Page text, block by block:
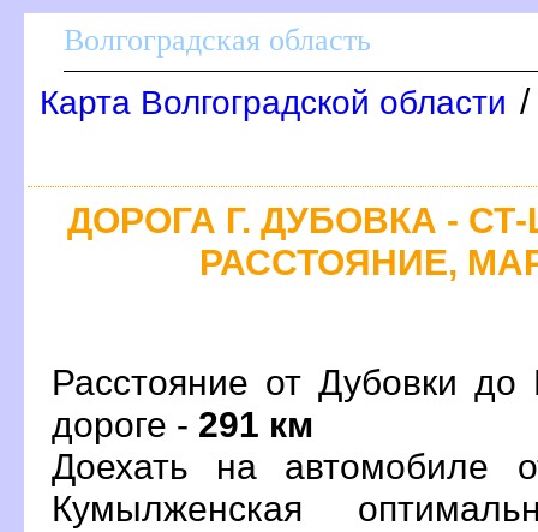
олгоградская область
Карта Волгоградской области /
ДОРОГА Г. ДУБОВКА -
РАССТОЯНИЕ,
Расстояние от Дубовки
дороге - 291 км
Доехать на автомобиле
Кумылженская